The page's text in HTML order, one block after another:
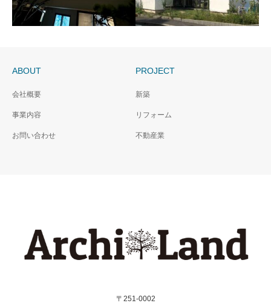
K邸 T邸
ABOUT
会社概要
事業内容
お問い合わせ
PROJECT
新築
リフォーム
不動産業
〒251-0002